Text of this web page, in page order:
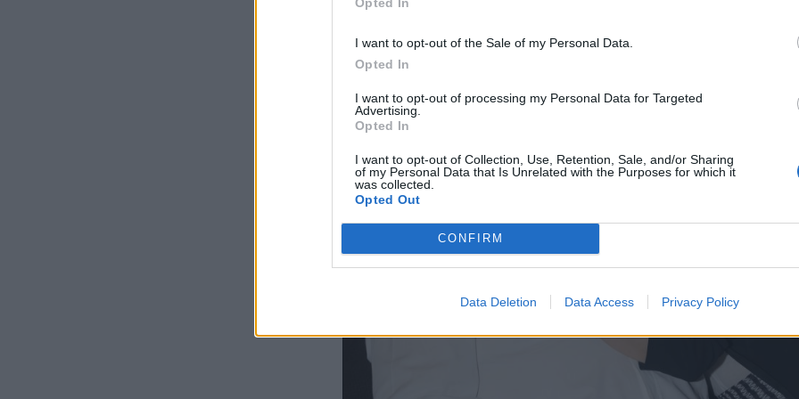
I want to opt-out of the Sale of my Personal Data.
Opted In
I want to opt-out of processing my Personal Data for Targeted
Advertising.
Opted In
I want to opt-out of Collection, Use, Retention, Sale, and/or Sharing
of my Personal Data that Is Unrelated with the Purposes for which it
was collected.
Opted Out
CONFIRM
Data Deletion Data Access Privacy Policy